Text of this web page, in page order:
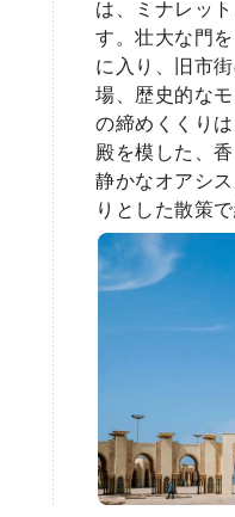
は、ミナレッ
す。壮大な門
に入り、旧市
場、歴史的な
の締めくくり
殿を模した、
静かなオアシ
りとした散策